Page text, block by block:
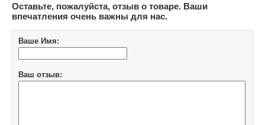
Оставьте, пожалуйста, отзыв о товаре. Ваши
впечатления очень важны для нас.
Ваше Имя:
Ваш отзыв: